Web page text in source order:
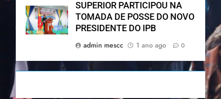
SUPERIOR PARTICIPOU NA
TOMADA DE POSSE DO NOVO
PRESIDENTE DO IPB
admin mescc
1 ano ago 0